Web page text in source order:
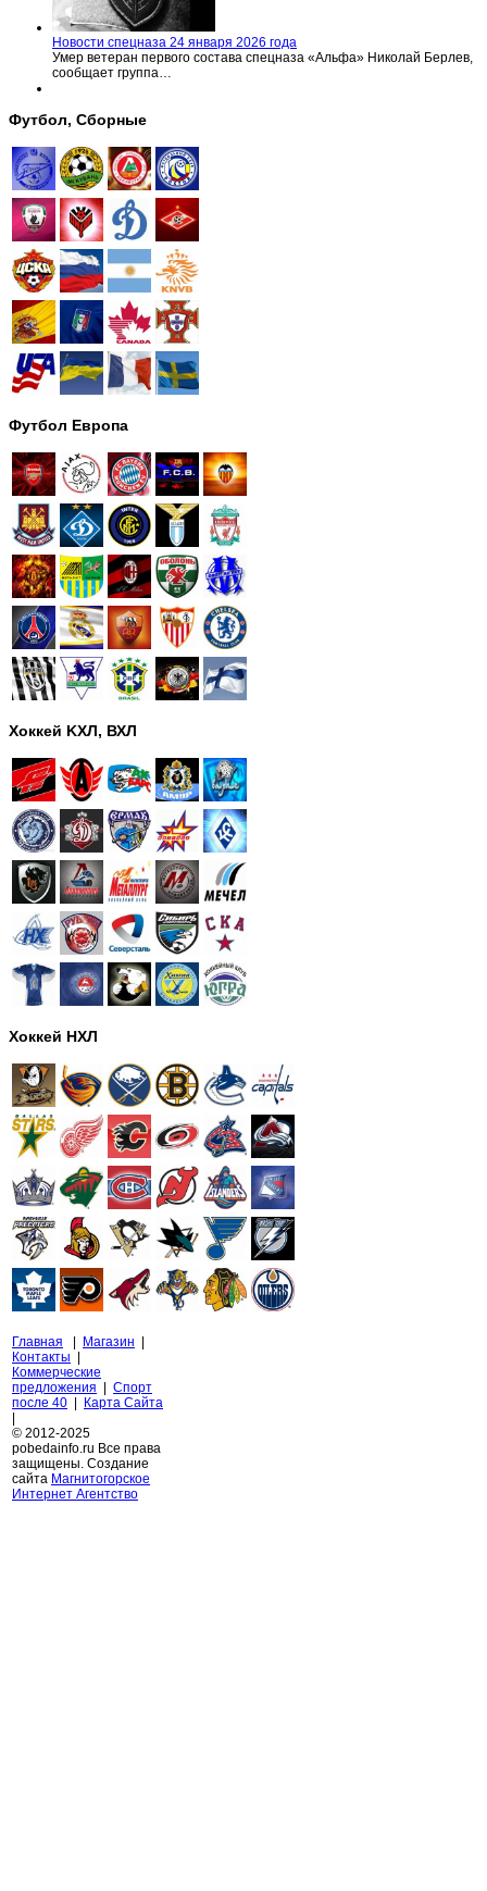
Новости спецназа 24 января 2026 года
Умер ветеран первого состава спецназа «Альфа» Николай Берлев,
сообщает группа…
Футбол, Сборные
Футбол Европа
Хоккей KХЛ, ВХЛ
Хоккей НХЛ
Главная | Магазин |
Контакты |
Коммерческие
предложения | Спорт
после 40 | Карта Сайта
|
© 2012-2025
pobedainfo.ru Все права
защищены. Создание
сайта Магнитогорское
Интернет Агентство